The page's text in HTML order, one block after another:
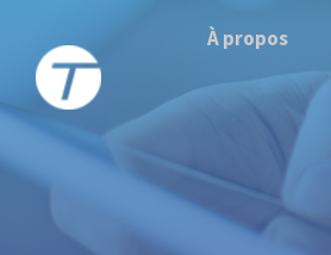
À propos